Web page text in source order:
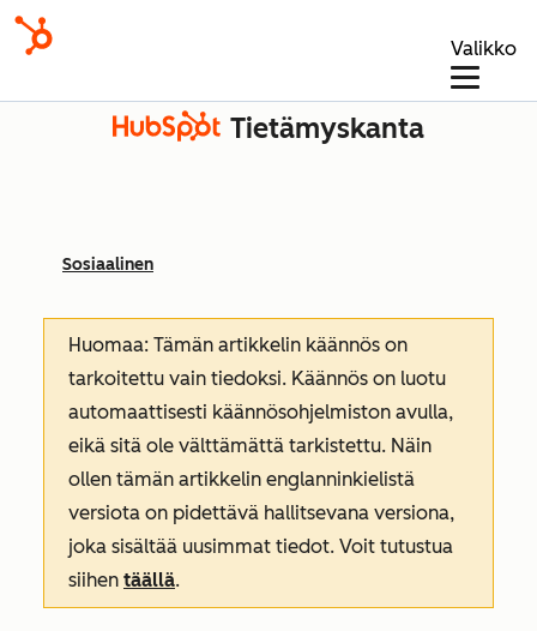
Valikko
Tietämyskanta
Sosiaalinen
Huomaa: Tämän artikkelin käännös on
tarkoitettu vain tiedoksi. Käännös on luotu
automaattisesti käännösohjelmiston avulla,
eikä sitä ole välttämättä tarkistettu. Näin
ollen tämän artikkelin englanninkielistä
versiota on pidettävä hallitsevana versiona,
joka sisältää uusimmat tiedot. Voit tutustua
siihen täällä.